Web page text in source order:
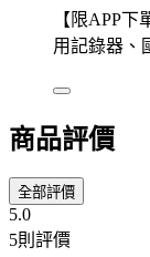
【限APP
用記錄器、
商品評價
全部評價
5.0
5則評價